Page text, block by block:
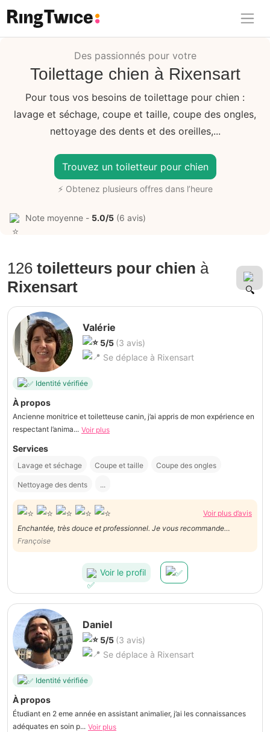
Ring Twice
Des passionnés pour votre
Toilettage chien à Rixensart
Pour tous vos besoins de toilettage pour chien :
lavage et séchage, coupe et taille, coupe des ongles,
nettoyage des dents et des oreilles,...
Trouvez un toiletteur pour chien
⚡ Obtenez plusieurs offres dans l’heure
Note moyenne - 5.0/5 (6 avis)
126 toiletteurs pour chien à
Rixensart
Valérie
5/5 (3 avis)
Se déplace à Rixensart
Identité vérifiée
À propos
Ancienne monitrice et toiletteuse canin, j’ai appris de mon expérience en
respectant l’anima... Voir plus
Services
Lavage et séchage Coupe et taille Coupe des ongles
Nettoyage des dents ...
Voir plus d’avis
Enchantée, très douce et professionnel. Je vous recommande
recommande de tout coeur.
Françoise
Voir le profil
Daniel
5/5 (3 avis)
Se déplace à Rixensart
Identité vérifiée
À propos
Étudiant en 2 eme année en assistant animalier, j’ai les connaissances
adéquates en soin p... Voir plus